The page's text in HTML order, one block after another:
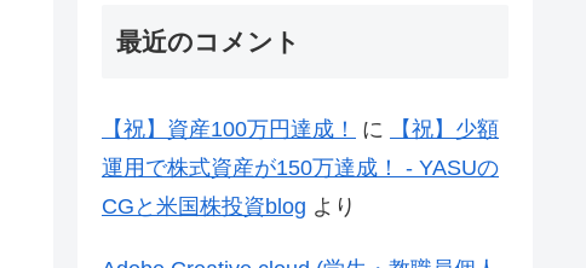
最近のコメント
【祝】資産100万円達成！ に
【祝】少額
運用で株式資産が150万達成！ - YASUの
CGと米国株投資blog より